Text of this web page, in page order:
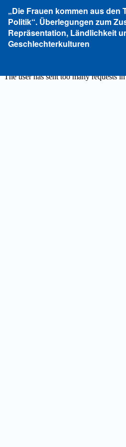
Artikeldetails
zurückkehren
„Die Frauen kommen aus den
Politik“. Überlegungen zum
Repräsentation, Ländlichkeit
Geschlechterkulturen